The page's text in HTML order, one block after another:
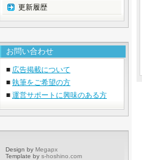
更新履歴
お問い合わせ
■ 広告掲載について
■ 執筆をご希望の方
■ 運営サポートに興味のある方
Design by Megapx
Template by s-hoshino.com